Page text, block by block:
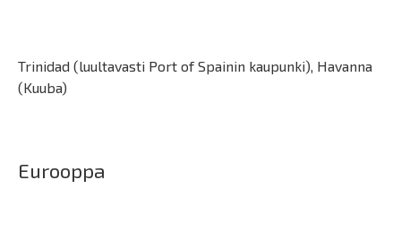
Trinidad (luultavasti Port of Spainin kaupunki), Havanna
(Kuuba)
Eurooppa